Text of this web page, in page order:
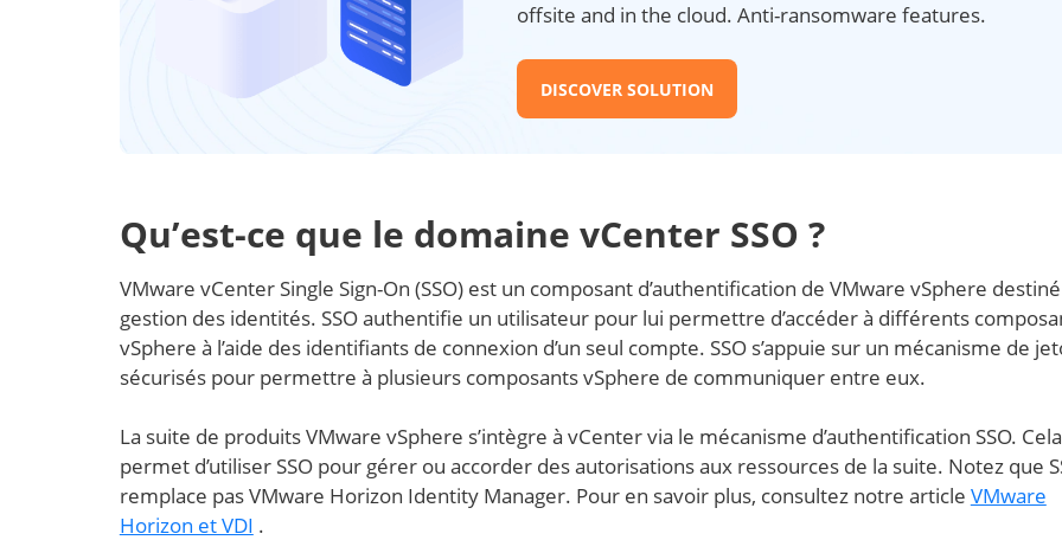
offsite and in the cloud. Anti-ransomware features.
DISCOVER SOLUTION
Qu’est-ce que le domaine vCenter SSO ?
VMware vCenter Single Sign-On (SSO) est un composant d’authentification de VMware vSphere
gestion des identités. SSO authentifie un utilisateur pour lui permettre d’accéder à différents
vSphere à l’aide des identifiants de connexion d’un seul compte. SSO s’appuie sur un mécanisme de
sécurisés pour permettre à plusieurs composants vSphere de communiquer entre eux.
La suite de produits VMware vSphere s’intègre à vCenter via le mécanisme d’authentification SSO.
permet d’utiliser SSO pour gérer ou accorder des autorisations aux ressources de la suite. Notez que
remplace pas VMware Horizon Identity Manager. Pour en savoir plus, consultez notre article VMware
Horizon et VDI .